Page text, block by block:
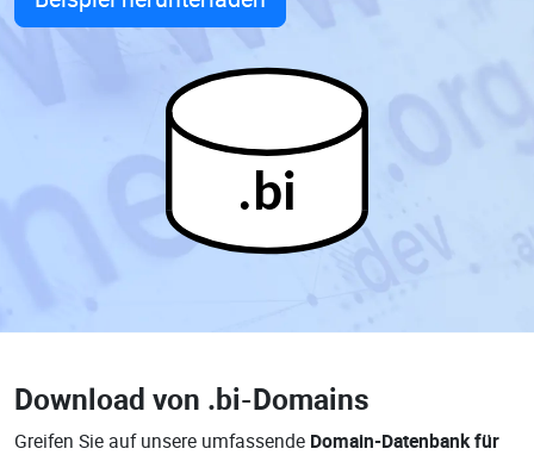
.bi
Download von .bi-Domains
Greifen Sie auf unsere umfassende Domain-Datenbank für